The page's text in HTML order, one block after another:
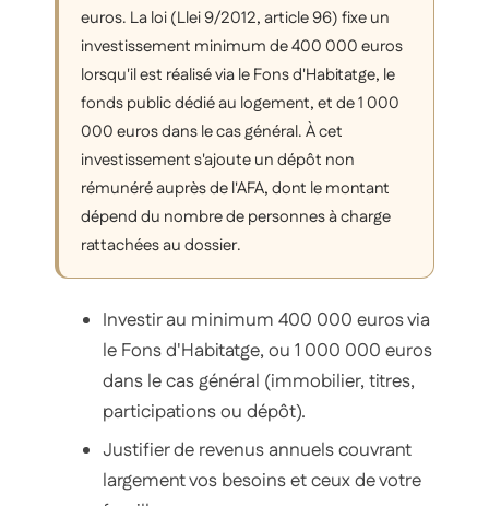
euros. La loi (Llei 9/2012, article 96) fixe un
investissement minimum de 400 000 euros
lorsqu'il est réalisé via le Fons d'Habitatge, le
fonds public dédié au logement, et de 1 000
000 euros dans le cas général. À cet
investissement s'ajoute un dépôt non
rémunéré auprès de l'AFA, dont le montant
dépend du nombre de personnes à charge
rattachées au dossier.
Investir au minimum 400 000 euros via
le Fons d'Habitatge, ou 1 000 000 euros
dans le cas général (immobilier, titres,
participations ou dépôt).
Justifier de revenus annuels couvrant
largement vos besoins et ceux de votre